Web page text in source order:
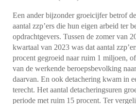
Een ander bijzonder groeicijfer betrof
aantal zzp’ers die hun eigen arbeid ter
opdrachtgevers. Tussen de zomer van
kwartaal van 2023 was dat aantal
procent gegroeid naar ruim 1 miljoen,
van de werkende beroepsbevolking
daarvan. En ook detachering kwam in
terecht. Het aantal detacheringsuren
periode met ruim 15 procent. Ter